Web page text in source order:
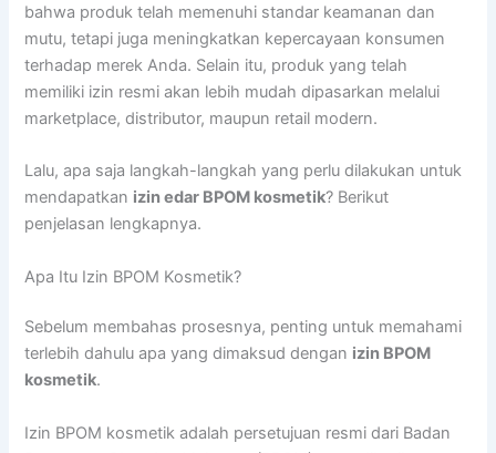
bahwa produk telah memenuhi standar keamanan dan
mutu, tetapi juga meningkatkan kepercayaan konsumen
terhadap merek Anda. Selain itu, produk yang telah
memiliki izin resmi akan lebih mudah dipasarkan melalui
marketplace, distributor, maupun retail modern.
Lalu, apa saja langkah-langkah yang perlu dilakukan untuk
mendapatkan izin edar BPOM kosmetik? Berikut
penjelasan lengkapnya.
Apa Itu Izin BPOM Kosmetik?
Sebelum membahas prosesnya, penting untuk memahami
terlebih dahulu apa yang dimaksud dengan izin BPOM
kosmetik.
Izin BPOM kosmetik adalah persetujuan resmi dari Badan